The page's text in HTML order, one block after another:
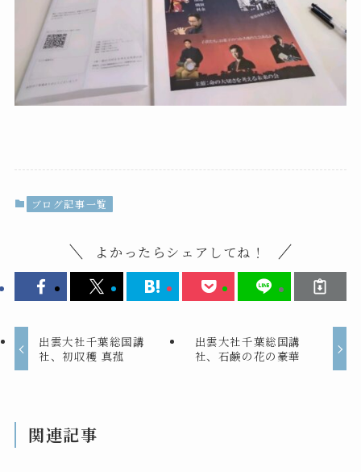
ブログ記事一覧
よかったらシェアしてね！
出雲大社千葉総国講
社、初収穫 真菰
出雲大社千葉総国講
社、石鹸の花の豪華
関連記事